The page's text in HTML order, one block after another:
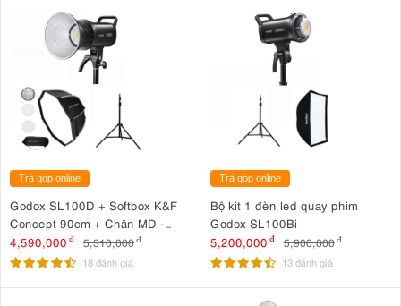
Trả góp online
Godox SL100D + Softbox K&F
Concept 90cm + Chân MD -
240A
4,590,000 đ 5,310,000đ
18 đánh giá
Trả góp online
Bộ kit 1 đèn led quay phim
Godox SL100Bi
5,200,000 đ 5,900,000 đ
13 đánh giá